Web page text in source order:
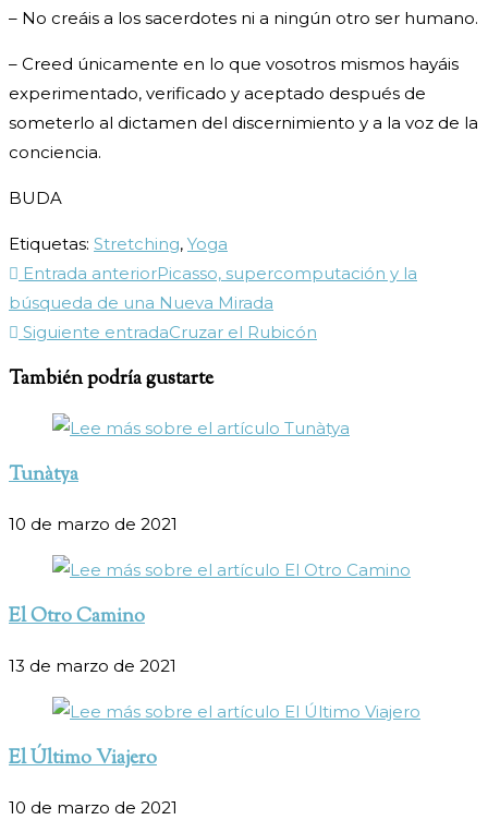
– No creáis a los sacerdotes ni a ningún otro ser humano.
– Creed únicamente en lo que vosotros mismos hayáis
experimentado, verificado y aceptado después de
someterlo al dictamen del discernimiento y a la voz de la
conciencia.
BUDA
Etiquetas: Stretching, Yoga
Leer
más
artículos
Entrada anteriorPicasso, supercomputación y la
búsqueda de una Nueva Mirada
Siguiente entradaCruzar el Rubicón
También podría gustarte
Tunàtya
10 de marzo de 2021
El Otro Camino
13 de marzo de 2021
El Último Viajero
10 de marzo de 2021